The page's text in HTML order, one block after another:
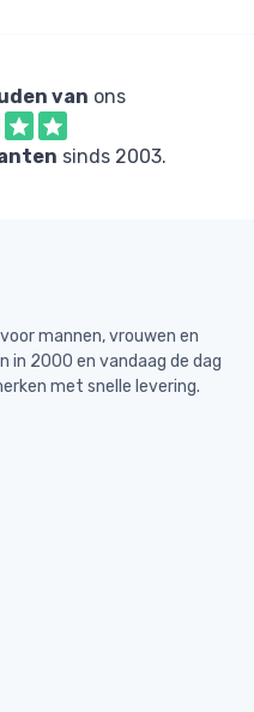
van ons
sinds 2003.
mannen, vrouwen en
in 2000 en vandaag de dag
met snelle levering.